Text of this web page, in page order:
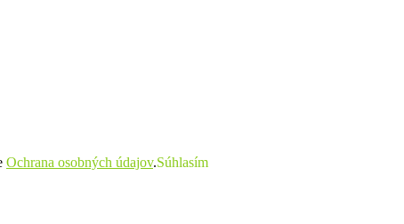
Ochrana osobných údajov.Súhlasím